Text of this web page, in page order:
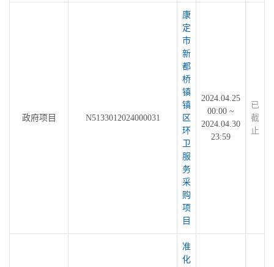
政府项目 N5133012024000031
康
定
市
新
都
桥
镇
镇
区
环
卫
服
务
采
购
项
目
2024.04.25
00:00 ~
2024.04.30
23:59
已
截
止
准
化